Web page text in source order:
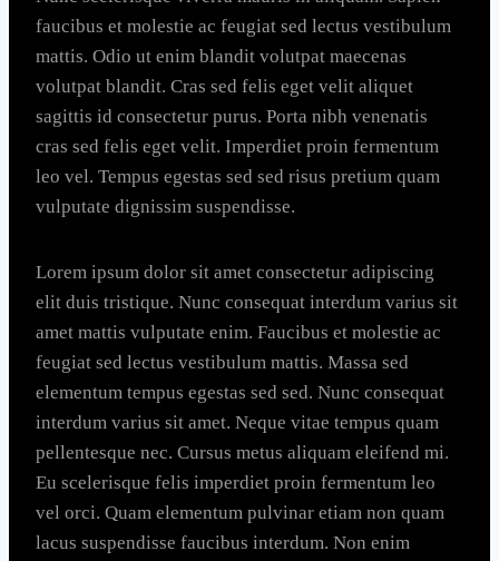
faucibus et molestie ac feugiat sed lectus vestibulum
mattis. Odio ut enim blandit volutpat maecenas
volutpat blandit. Cras sed felis eget velit aliquet
sagittis id consectetur purus. Porta nibh venenatis
cras sed felis eget velit. Imperdiet proin fermentum
leo vel. Tempus egestas sed sed risus pretium quam
vulputate dignissim suspendisse.
Lorem ipsum dolor sit amet consectetur adipiscing
elit duis tristique. Nunc consequat interdum varius sit
amet mattis vulputate enim. Faucibus et molestie ac
feugiat sed lectus vestibulum mattis. Massa sed
elementum tempus egestas sed sed. Nunc consequat
interdum varius sit amet. Neque vitae tempus quam
pellentesque nec. Cursus metus aliquam eleifend mi.
Eu scelerisque felis imperdiet proin fermentum leo
vel orci. Quam elementum pulvinar etiam non quam
lacus suspendisse faucibus interdum. Non enim